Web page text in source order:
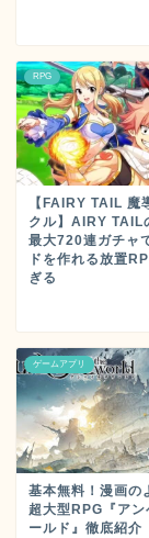
RPG
【FAIRY TAIL 魔
クル】AIRY TAIL
最大720連ガチャ
ドを作れる放置
ぎる
ゲームアプリ
基本無料！漫画の
超大型RPG『アン
ールド』徹底紹介